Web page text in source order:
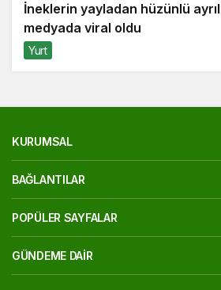
İneklerin yayladan hüzünlü
medyada viral oldu
Yurt
KURUMSAL
BAĞLANTILAR
POPÜLER SAYFALAR
GÜNDEME DAIR